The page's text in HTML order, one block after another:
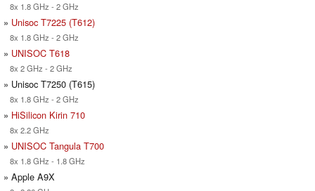
8x 1.8 GHz - 2 GHz
» Unisoc T7225 (T612)
8x 1.8 GHz - 2 GHz
» UNISOC T618
8x 2 GHz - 2 GHz
» Unisoc T7250 (T615)
8x 1.8 GHz - 2 GHz
» HiSilicon Kirin 710
8x 2.2 GHz
» UNISOC Tangula T700
8x 1.8 GHz - 1.8 GHz
» Apple A9X